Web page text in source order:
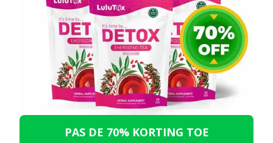
PAS DE 70% KORTING TOE